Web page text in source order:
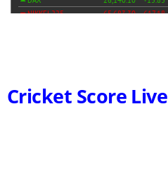
Cricket Score Live